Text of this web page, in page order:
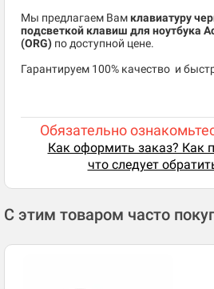
Мы предлагаем Вам клавиатуру
подсветкой клавиш для ноутбука
(ORG) по доступной цене.
​Гарантируем 100% качество и
Обязательно
Как оформить заказ? Как
что следует
С этим товаром часто